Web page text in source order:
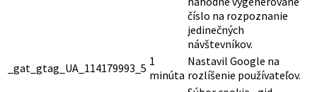
číslo na rozpoznanie
jedinečných
návštevníkov.
_gat_gtag_UA_114179993_5 1
minúta
Nastavil Google na
rozlíšenie používateľov.